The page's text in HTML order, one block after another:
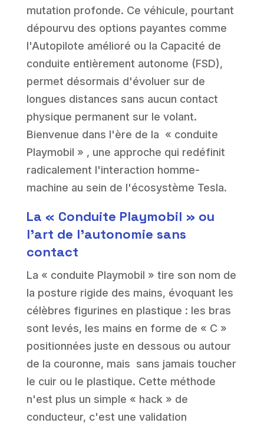
mutation profonde. Ce véhicule, pourtant
dépourvu des options payantes comme
l'Autopilote amélioré ou la Capacité de
conduite entièrement autonome (FSD),
permet désormais d'évoluer sur de
longues distances sans aucun contact
physique permanent sur le volant.
Bienvenue dans l'ère de la « conduite
Playmobil » , une approche qui redéfinit
radicalement l'interaction homme-
machine au sein de l'écosystème Tesla.
La « Conduite Playmobil » ou
l'art de l'autonomie sans
contact
La « conduite Playmobil » tire son nom de
la posture rigide des mains, évoquant les
célèbres figurines en plastique : les bras
sont levés, les mains en forme de « C »
positionnées juste en dessous ou autour
de la couronne, mais sans jamais toucher
le cuir ou le plastique. Cette méthode
n'est plus un simple « hack » de
conducteur, c'est une validation